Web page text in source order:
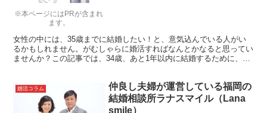
※本ページにはPRが含まれ
ます。
女性の中には、35歳までに結婚したい！と、意気込んでいる人がい
るかもしれません。がむしゃらに婚活すればなんとかなると思ってい
ませんか？この記事では、34歳、あと1年以内に結婚するために、振
ね。
婚活コラム
仲良し夫婦が運営している福岡の
結婚相談所ラナスマイル（Lana
smile）